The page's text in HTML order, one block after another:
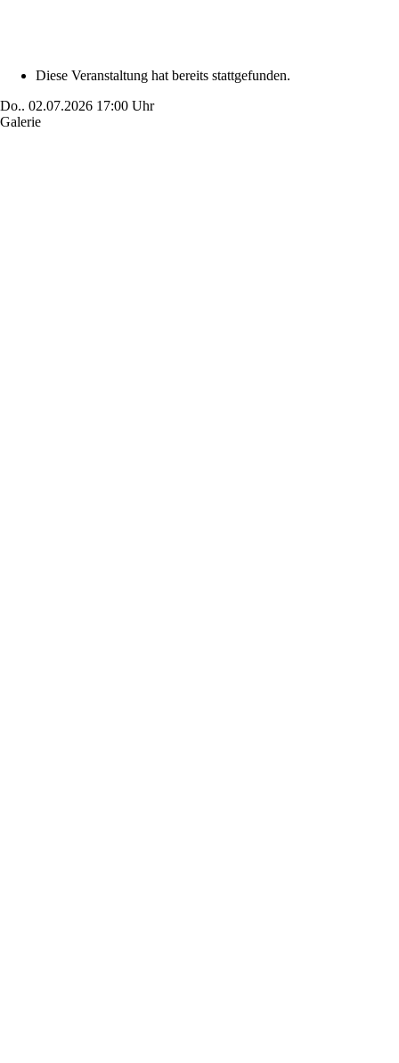
Diese Veranstaltung hat bereits stattgefunden.
Do.. 02.07.2026 17:00 Uhr
Galerie